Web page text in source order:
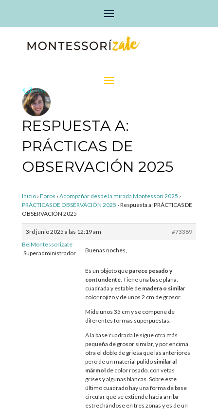
RESPUESTA A:
PRÁCTICAS DE
OBSERVACIÓN 2025
Inicio › Foros › Acompañar desde la mirada Montessori 2025 ›
PRÁCTICAS DE OBSERVACIÓN 2025 › Respuesta a: PRÁCTICAS DE
OBSERVACIÓN 2025
3rd junio 2025 a las 12:19 am
#73389
BeiMontessorizate
Superadministrador
Buenas noches,
Es un objeto que parece pesado y
contundente. Tiene una base plana,
cuadrada y estable de madera o similar
color rojizo y de unos 2 cm de grosor.
Mide unos 35 cm y se compone de
diferentes formas superpuestas.
A la base cuadrada le sigue otra más
pequeña de grosor similar, y por encima
otra el doble de griesa que las anteriores
pero de un material pulido similar al
mármolde color rosado, con vetas
grises y algunas blancas. Sobre este
último cuadrado hay una forma de base
circular que se extiende hacia arriba
estrechándose en tres zonas y es de un